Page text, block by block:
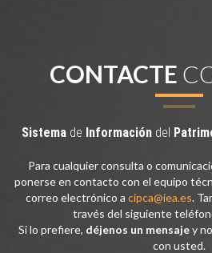
CONTACTE
Sistema de Información del
Para cualquier consulta o
ponerse en contacto con el equipo
correo electrónico a cipca@iea.es.
través del siguiente
Si lo prefiere, déjenos un mensajey
con usted.